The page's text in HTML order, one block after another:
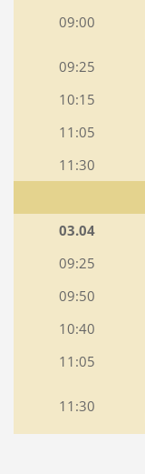
09:00
09:25
10:15
11:05
11:30
03.04
09:25
09:50
10:40
11:05
11:30